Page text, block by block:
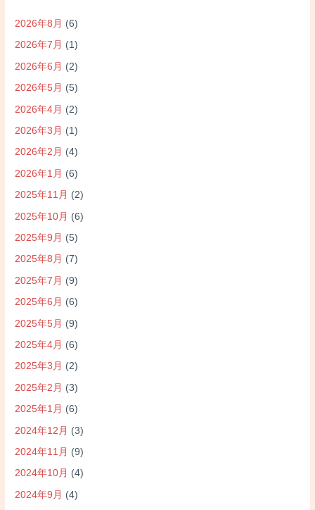
2026年8月 (6)
2026年7月 (1)
2026年6月 (2)
2026年5月 (5)
2026年4月 (2)
2026年3月 (1)
2026年2月 (4)
2026年1月 (6)
2025年11月 (2)
2025年10月 (6)
2025年9月 (5)
2025年8月 (7)
2025年7月 (9)
2025年6月 (6)
2025年5月 (9)
2025年4月 (6)
2025年3月 (2)
2025年2月 (3)
2025年1月 (6)
2024年12月 (3)
2024年11月 (9)
2024年10月 (4)
2024年9月 (4)